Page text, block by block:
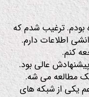
بودم. ترغیب شدم که
اطلاعات دارم.
کنم.
عالی بود.
مطالعه می شه.
یکی از شبکه های